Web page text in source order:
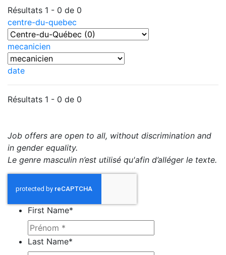
Résultats 1 - 0 de 0
centre-du-quebec
mecanicien
date
Résultats 1 - 0 de 0
Job offers are open to all, without discrimination and
in gender equality.
Le genre masculin n’est utilisé qu'afin d’alléger le texte.
First Name*
Last Name*